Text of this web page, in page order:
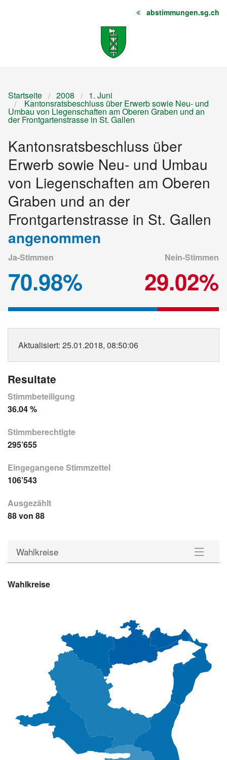
Startseite
Sitemap abstimmungen.sg.ch
Startseite 2008 1. Juni
Kantonsratsbeschluss über Erwerb sowie Neu- und
Umbau von Liegenschaften am Oberen Graben und an
der Frontgartenstrasse in St. Gallen
Kantonsratsbeschluss über
Erwerb sowie Neu- und Umbau
von Liegenschaften am Oberen
Graben und an der
Frontgartenstrasse in St. Gallen
angenommen
Ja-Stimmen
70.98%
Nein-Stimmen
29.02%
Aktualisiert: 25.01.2018, 08:50:06
Resultate
Stimmbeteiligung
36.04 %
Stimmberechtigte
295’655
Eingegangene Stimmzettel
106’543
Ausgezählt
88 von 88
Wahlkreise
Downloads
Wahlkreise